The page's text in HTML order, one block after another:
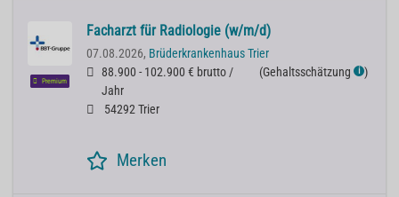
Premium
Facharzt für Radiologie (w/m/d)
07.08.2026, Brüderkrankenhaus Trier
88.900 - 102.900 € brutto /
Jahr
(Gehaltsschätzung ℹ )
54292 Trier
Merken